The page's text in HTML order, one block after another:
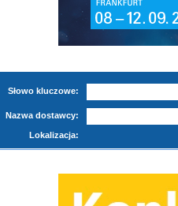
Słowo kluczowe:
Nazwa dostawcy:
Lokalizacja: